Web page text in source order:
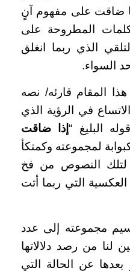
ضاقت على مفهوم آنٍ
المطروحة على
الذي ربما انغلق
السواء.
المقام قارئه/ نصه
في الرؤية الذي
البليغ “إذا ضاقت
لمجموعته وكمتكأ
لتلك النصوص من فخ
التي ربما أتت
مجموعته إلى عدد
لنا من رصد دلالاتها
بعدها عن الحالة التي